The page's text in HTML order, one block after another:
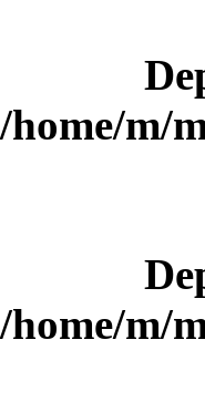
/home/m/
/home/m/